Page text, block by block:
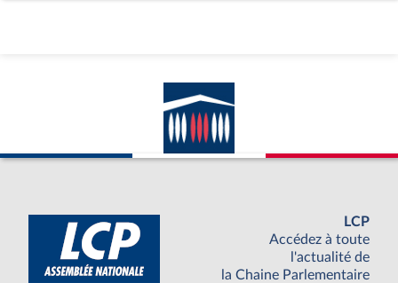
LCP
Accédez à toute
l'actualité de
la Chaine Parlementaire